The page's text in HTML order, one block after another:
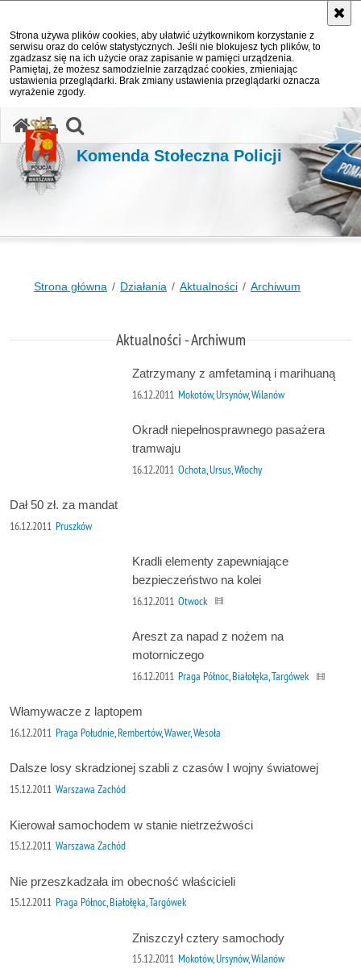
Strona używa plików cookies, aby ułatwić użytkownikom korzystanie z
serwisu oraz do celów statystycznych. Jeśli nie blokujesz tych plików, to
zgadzasz się na ich użycie oraz zapisanie w pamięci urządzenia.
Pamiętaj, że możesz samodzielnie zarządzać cookies, zmieniając
ustawienia przeglądarki. Brak zmiany ustawienia przeglądarki oznacza
wyrażenie zgody.
Komenda Stołeczna Policji
Strona główna Działania Aktualności Archiwum
Aktualności - Archiwum
Zatrzymany z amfetaminą i marihuaną
16.12.2011 Mokotów, Ursynów, Wilanów
Okradł niepełnosprawnego pasażera
tramwaju
16.12.2011 Ochota, Ursus, Włochy
Dał 50 zł. za mandat
16.12.2011 Pruszków
Kradli elementy zapewniające
bezpieczeństwo na kolei
16.12.2011 Otwock
Areszt za napad z nożem na
motorniczego
16.12.2011 Praga Północ, Białołęka, Targówek
Włamywacze z laptopem
16.12.2011 Praga Południe, Rembertów, Wawer, Wesoła
Dalsze losy skradzionej szabli z czasów I wojny światowej
15.12.2011 Warszawa Zachód
Kierował samochodem w stanie nietrzeźwości
15.12.2011 Warszawa Zachód
Nie przeszkadzała im obecność właścicieli
15.12.2011 Praga Północ, Białołęka, Targówek
Zniszczył cztery samochody
15.12.2011 Mokotów, Ursynów, Wilanów